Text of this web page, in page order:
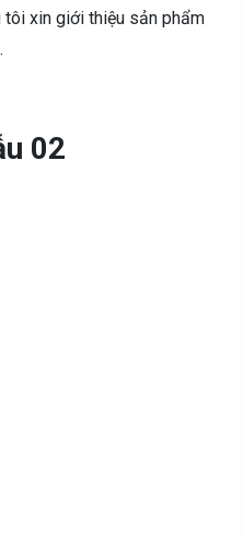
tôi xin giới thiệu sản phẩm
02